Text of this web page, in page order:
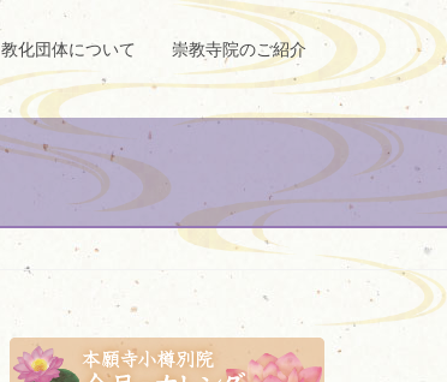
教化団体について 崇教寺院のご紹介